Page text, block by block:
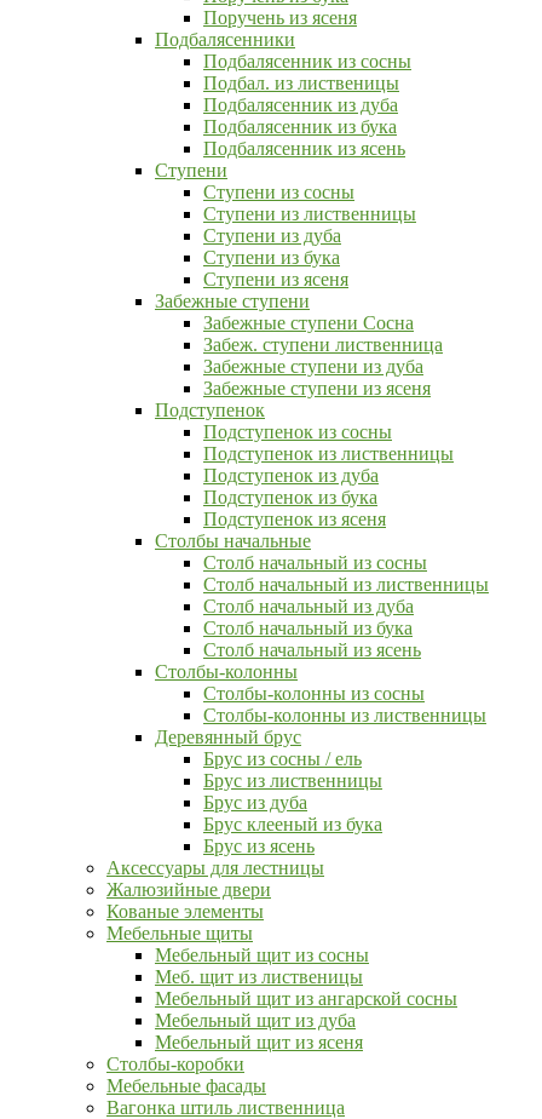
Поручень из ясеня
Подбалясенники
Подбалясенник из сосны
Подбал. из лиственицы
Подбалясенник из дуба
Подбалясенник из бука
Подбалясенник из ясень
Ступени
Ступени из сосны
Ступени из лиственницы
Ступени из дуба
Ступени из бука
Ступени из ясеня
Забежные ступени
Забежные ступени Сосна
Забеж. ступени лиственница
Забежные ступени из дуба
Забежные ступени из ясеня
Подступенок
Подступенок из сосны
Подступенок из лиственницы
Подступенок из дуба
Подступенок из бука
Подступенок из ясеня
Столбы начальные
Столб начальный из сосны
Столб начальный из лиственницы
Столб начальный из дуба
Столб начальный из бука
Столб начальный из ясень
Столбы-колонны
Столбы-колонны из сосны
Столбы-колонны из лиственницы
Деревянный брус
Брус из сосны / ель
Брус из лиственницы
Брус из дуба
Брус клееный из бука
Брус из ясень
Аксессуары для лестницы
Жалюзийные двери
Кованые элементы
Мебельные щиты
Мебельный щит из сосны
Меб. щит из лиственицы
Мебельный щит из ангарской сосны
Мебельный щит из дуба
Мебельный щит из ясеня
Столбы-коробки
Мебельные фасады
Вагонка штиль лиственница